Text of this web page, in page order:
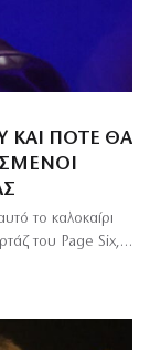
ΚΑΙ ΠΌΤΕ ΘΑ
το καλοκαίρι
του Page Six,…